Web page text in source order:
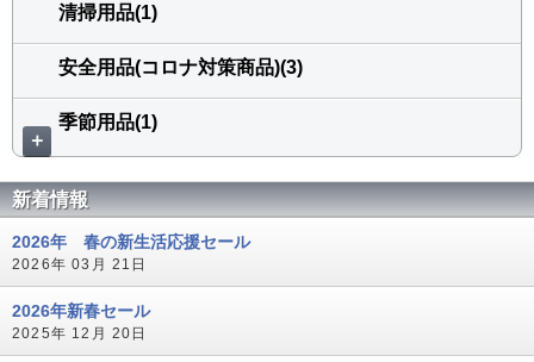
清掃用品(1)
安全用品(コロナ対策商品)(3)
＋
季節用品(1)
新着情報
2026年 春の新生活応援セール
2026年 03月 21日
2026年新春セール
2025年 12月 20日